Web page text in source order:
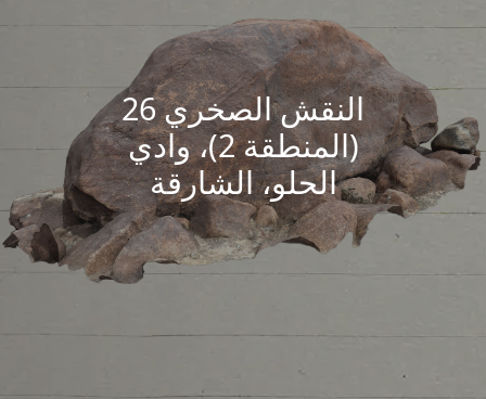
النقش الصخري 26
(المنطقة 2)، وادي
الحلو، الشارقة